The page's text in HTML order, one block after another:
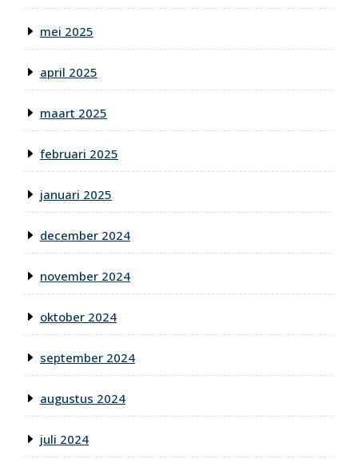
mei 2025
april 2025
maart 2025
februari 2025
januari 2025
december 2024
november 2024
oktober 2024
september 2024
augustus 2024
juli 2024